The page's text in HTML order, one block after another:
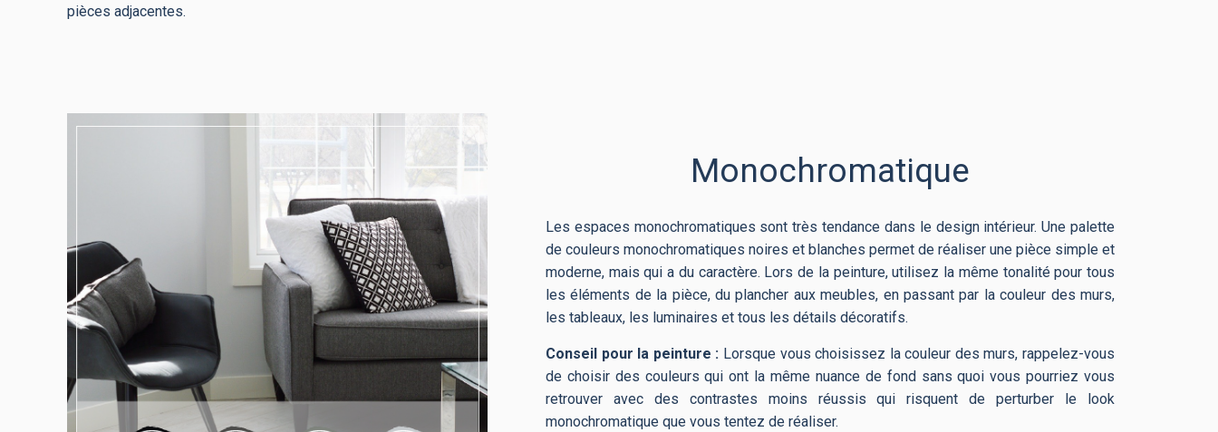
pièces adjacentes.
Monochromatique
Les espaces monochromatiques sont très tendance dans le design intérieur. Une palette
de couleurs monochromatiques noires et blanches permet de réaliser une pièce simple et
moderne, mais qui a du caractère. Lors de la peinture, utilisez la même tonalité pour tous
les éléments de la pièce, du plancher aux meubles, en passant par la couleur des murs,
les tableaux, les luminaires et tous les détails décoratifs.
Conseil pour la peinture : Lorsque vous choisissez la couleur des murs, rappelez-vous
de choisir des couleurs qui ont la même nuance de fond sans quoi vous pourriez vous
retrouver avec des contrastes moins réussis qui risquent de perturber le look
monochromatique que vous tentez de réaliser.